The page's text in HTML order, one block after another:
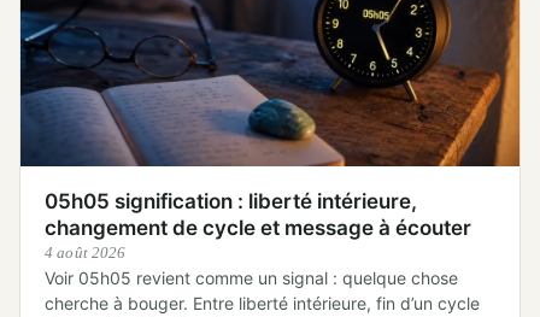
05h05 signification : liberté intérieure,
changement de cycle et message à écouter
4 août 2026
Voir 05h05 revient comme un signal : quelque chose
cherche à bouger. Entre liberté intérieure, fin d’un cycle